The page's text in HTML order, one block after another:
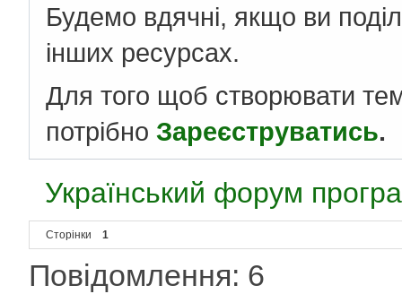
Будемо вдячні, якщо ви
інших ресурсах.
Для того щоб створювати
потрібно Зареєструватись.
Український форум
Сторінки 1
Повідомлення: 6